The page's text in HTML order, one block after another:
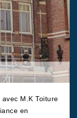
M.K Toiture
en